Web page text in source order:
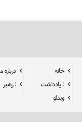
خانه درباره
: یادداشت
: رهبر
ویدئو